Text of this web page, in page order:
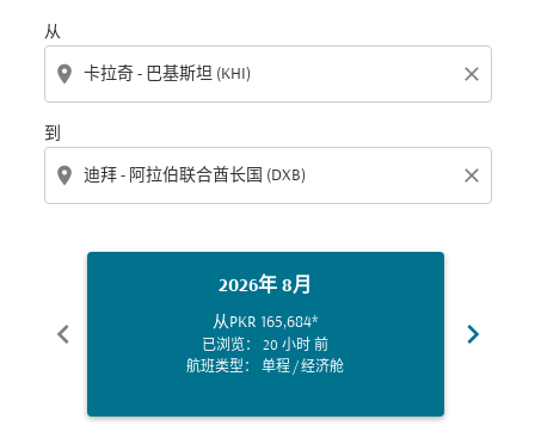
从
location_on close
到
location_on close
chevron_left
2026年 8月
从PKR 165,684*
已浏览： 20 小时 前
航班类型： 单程 /经济舱
chevron_right